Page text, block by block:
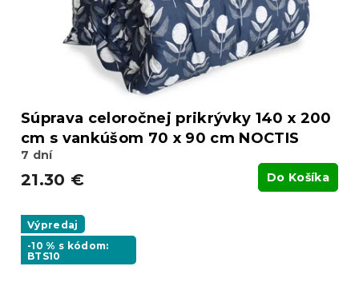
Súprava celoročnej prikrývky 140 x 200
cm s vankúšom 70 x 90 cm NOCTIS
7 dní
21.30 € Do Košíka
Výpredaj
-10 % s kódom:
BTS10